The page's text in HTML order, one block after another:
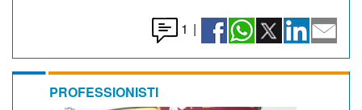
1 |
PROFESSIONISTI